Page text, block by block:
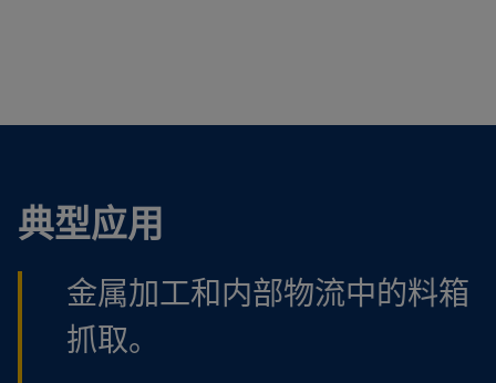
典型应用
金属加工和内部物流中的料箱
抓取。